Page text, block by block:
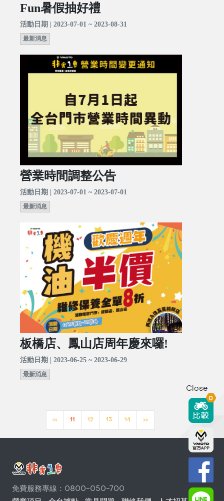
Fun暑假抽好禮
活動日期 | 2023-07-01 ~ 2023-08-31
最新消息
營業時間調整公告
活動日期 | 2023-07-01 ~ 2023-07-01
最新消息
板橋店、鳳山店周年慶來囉!
活動日期 | 2023-06-25 ~ 2023-06-29
最新消息
<< 11 12 13 14 >>
免費服務專線：0800-050-700
Close
0